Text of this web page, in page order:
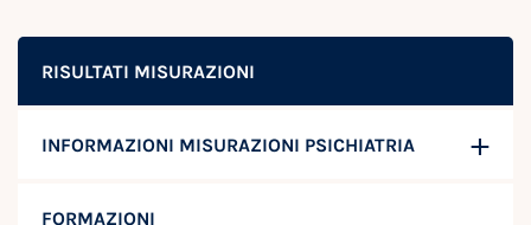
RISULTATI MISURAZIONI
INFORMAZIONI MISURAZIONI PSICHIATRIA
FORMAZIONI